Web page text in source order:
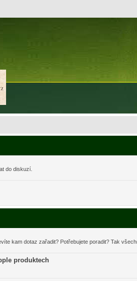
do diskuzí.
kam dotaz zařadit? Potřebujete poradit? Tak
produktech